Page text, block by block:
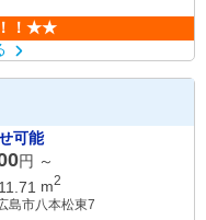
！！★★
可能
円 ～
11.71 m2
島市八本松東7